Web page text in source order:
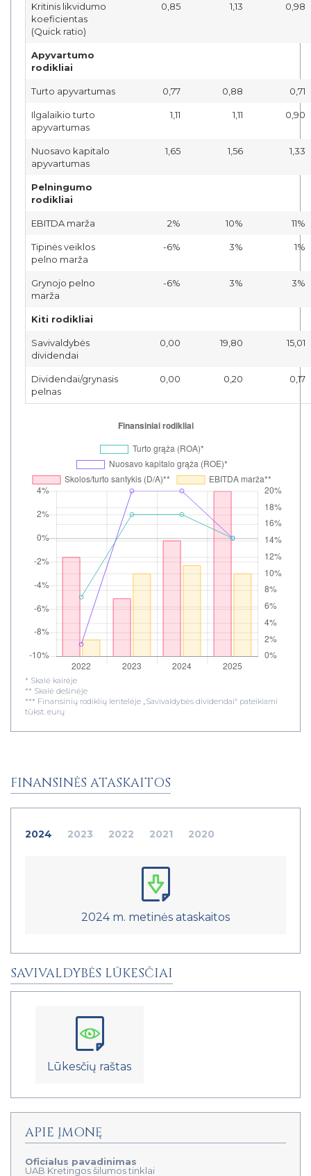
Kritinis likvidumo
koeficientas
(Quick ratio)
0,85 1,13 0,98
Apyvartumo
rodikliai
Turto apyvartumas 0,77 0,88 0,71
Ilgalaikio turto
apyvartumas
1,11 1,11 0,90
Nuosavo kapitalo
apyvartumas
1,65 1,56 1,33
Pelningumo
rodikliai
EBITDA marža 2% 10% 11%
Tipinės veiklos
pelno marža
-6% 3% 1%
Grynojo pelno
marža
-6% 3% 3%
Kiti rodikliai
Savivaldybės
dividendai
0,00 19,80 15,01
Dividendai/grynasis
pelnas
0,00 0,20 0,17
* Skalė kairėje
** Skalė dešinėje
*** Finansinių rodiklių lentelėje „Savivaldybės dividendai“ pateikiami
tūkst. eurų
FINANSINĖS ATASKAITOS
2024 2023 2022 2021 2020
2024 m. metinės ataskaitos
SAVIVALDYBĖS LŪKESČIAI
Lūkesčių raštas
APIE ĮMONĘ
Oficialus pavadinimas
UAB Kretingos šilumos tinklai